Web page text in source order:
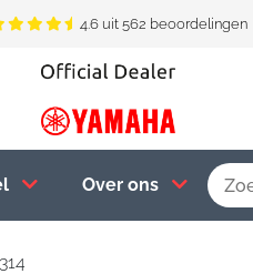
4.6 uit 562 beoordelingen
Over ons